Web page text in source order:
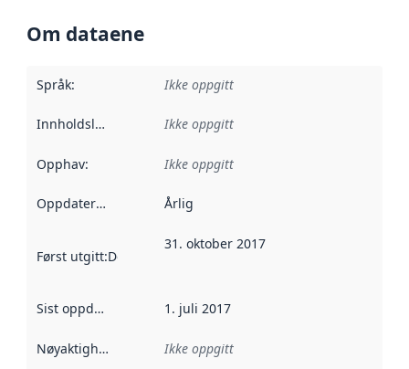
Om dataene
Språk: Ikke oppgitt
Innholdsleverandører :
Ikke oppgitt
Opphav: Ikke oppgitt
Oppdateringsfrekvens :
Årlig
Først utgitt:Denne datoen sier når dataene i dette
31. oktober 2017
Sist oppdatert 1. juli 2017
Nøyaktighet Ikke oppgitt